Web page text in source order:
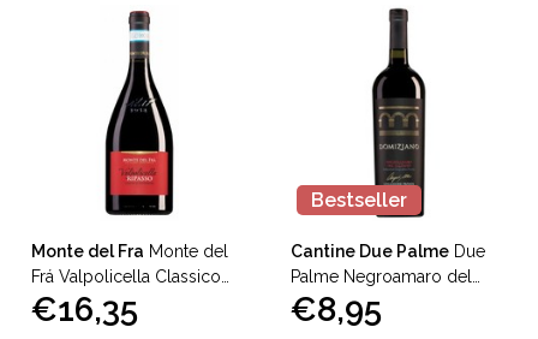
Monte del Fra Monte del
Frá Valpolicella Classico
Ripasso
€16,35
Bestseller
Cantine Due Palme Due
Palme Negroamaro del
Salento Domiziano
Collezione Privata
€8,95